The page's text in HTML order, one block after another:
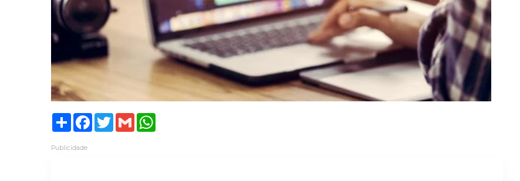
ShareFacebook
TwitterGmail
Publicidade